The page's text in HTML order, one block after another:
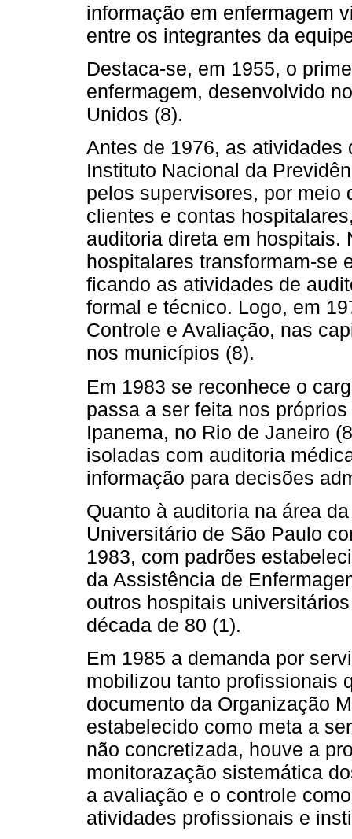
informação em enfermagem
entre os integrantes da
Destaca-se, em 1955, o
enfermagem, desenvolvido
Unidos (8).
Antes de 1976, as atividades
Instituto Nacional da
pelos supervisores, por meio
clientes e contas
auditoria direta em hospitais.
hospitalares transformam-se
ficando as atividades de
formal e técnico. Logo, em
Controle e Avaliação, nas
nos municípios (8).
Em 1983 se reconhece o
passa a ser feita nos
Ipanema, no Rio de Janeiro
isoladas com auditoria
informação para decisões
Quanto à auditoria na área
Universitário de São Paulo
1983, com padrões
da Assistência de
outros hospitais
década de 80 (1).
Em 1985 a demanda por
mobilizou tanto profissionais
documento da Organização
estabelecido como meta a
não concretizada, houve a
monitorazação sistemática
a avaliação e o controle
atividades profissionais e